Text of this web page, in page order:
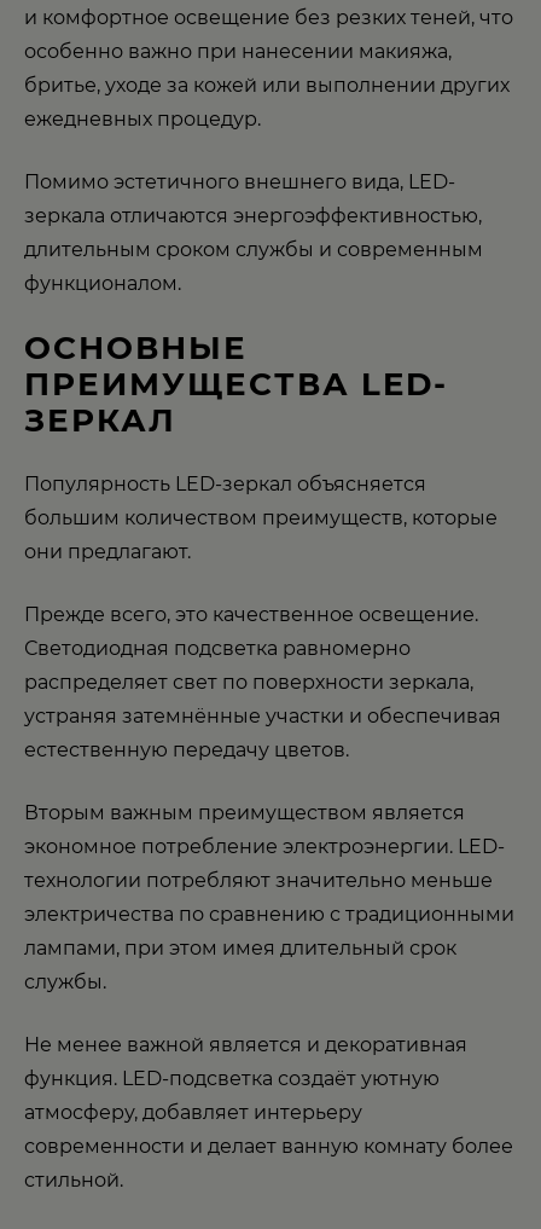
и комфортное освещение без резких теней, что
особенно важно при нанесении макияжа,
бритье, уходе за кожей или выполнении других
ежедневных процедур.
Помимо эстетичного внешнего вида, LED-
зеркала отличаются энергоэффективностью,
длительным сроком службы и современным
функционалом.
ОСНОВНЫЕ
ПРЕИМУЩЕСТВА LED-
ЗЕРКАЛ
Популярность LED-зеркал объясняется
большим количеством преимуществ, которые
они предлагают.
Прежде всего, это качественное освещение.
Светодиодная подсветка равномерно
распределяет свет по поверхности зеркала,
устраняя затемнённые участки и обеспечивая
естественную передачу цветов.
Вторым важным преимуществом является
экономное потребление электроэнергии. LED-
технологии потребляют значительно меньше
электричества по сравнению с традиционными
лампами, при этом имея длительный срок
службы.
Не менее важной является и декоративная
функция. LED-подсветка создаёт уютную
атмосферу, добавляет интерьеру
современности и делает ванную комнату более
стильной.